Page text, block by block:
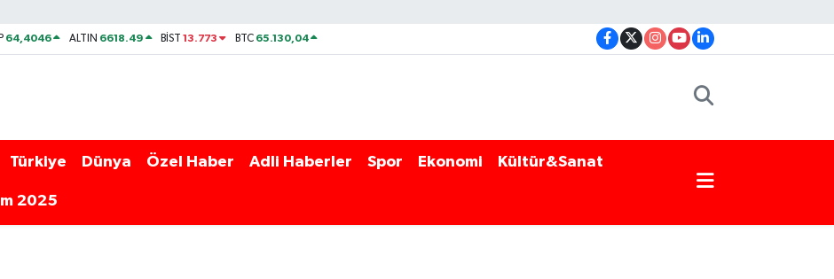
64,4046 ALTIN 6618.49 BİST13.773 BTC 65.130,04
Türkiye Dünya Özel Haber Adli Haberler Spor Ekonomi Kültür&Sanat
2025